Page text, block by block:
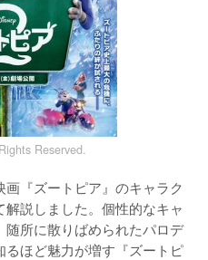
Reserved.
『ズートピア』のキャラク
説しました。個性的なキャ
所に散りばめられたパロデ
るほど魅力が増す『ズートピ